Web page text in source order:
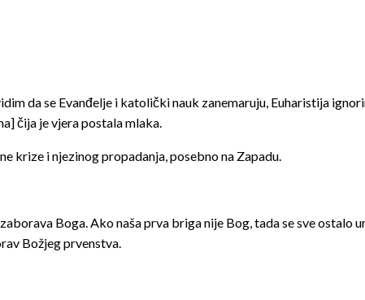
da se Evanđelje i katolički nauk zanemaruju, Euharistija
čija je vjera postala mlaka.
krize i njezinog propadanja, posebno na Zapadu.
Boga. Ako naša prva briga nije Bog, tada se sve ostalo
Božjeg prvenstva.